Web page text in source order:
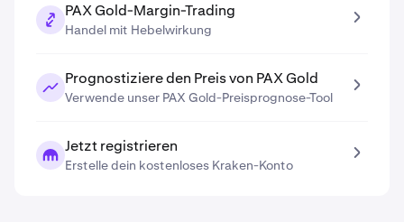
PAX Gold-Margin-Trading
Handel mit Hebelwirkung
Prognostiziere den Preis von PAX Gold
Verwende unser PAX Gold-Preisprognose-Tool
Jetzt registrieren
Erstelle dein kostenloses Kraken-Konto